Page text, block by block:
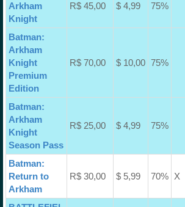
Arkham
Knight
R$ 45,00 $ 4,99 75%
Batman:
Arkham
Knight
Premium
Edition
R$ 70,00 $ 10,00 75%
Batman:
Arkham
Knight
Season Pass
R$ 25,00 $ 4,99 75%
Batman:
Return to
Arkham
R$ 30,00 $ 5,99 70% X